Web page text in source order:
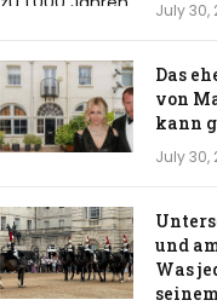
July 30,
Das
von
kann
July 30,
und
Was